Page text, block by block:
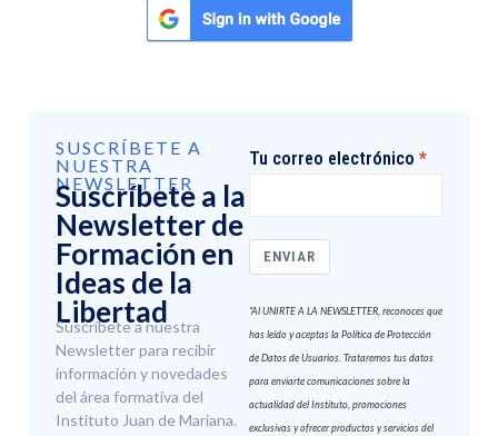
SUSCRÍBETE A
NUESTRA
NEWSLETTER
Suscríbete a la
Newsletter de
Formación en
Ideas de la
Libertad
Suscríbete a nuestra
Newsletter para recibir
información y novedades
del área formativa del
Instituto Juan de Mariana.
Tu correo electrónico
ENVIAR
"Al UNIRTE A LA NEWSLETTER, reconoces que
has leído y aceptas la Política de Protección
de Datos de Usuarios. Trataremos tus datos
para enviarte comunicaciones sobre la
actualidad del Instituto, promociones
exclusivas y ofrecer productos y servicios del